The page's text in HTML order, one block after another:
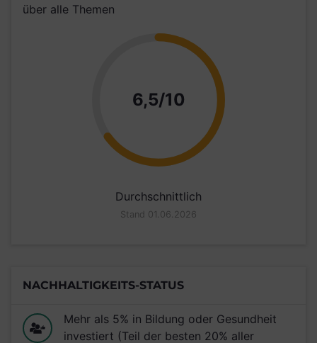
über alle Themen
6,5/10 Punkte
Durchschnittlich
Stand 01.06.2026
NACHHALTIGKEITS-STATUS
Mehr als 5% in Bildung oder Gesundheit
investiert (Teil der besten 20% aller